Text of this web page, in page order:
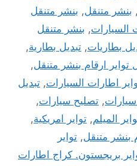
, بنشر متنقل, بنشر متنقل
السيارات, بنشر متنقل
بطاريات, تبديل بطارية,
تواير ارقام بنشر متنقل,
اطارات السيارات, تبديل
, تصليح سيارات,
الميلم, تواير امريكية,
بنشر متنقل, تواير
بريجستون. كراج اطارات